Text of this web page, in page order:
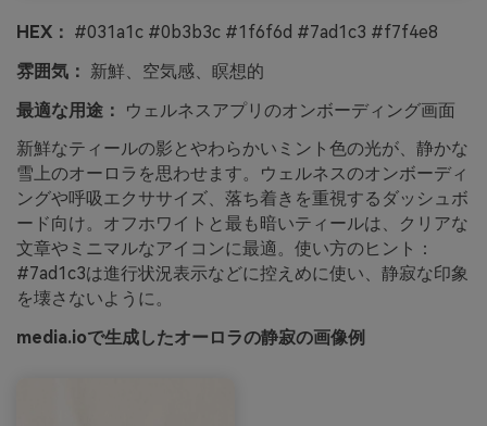
HEX： #031a1c #0b3b3c #1f6f6d #7ad1c3 #f7f4e8
雰囲気： 新鮮、空気感、瞑想的
最適な用途：
ウェルネスアプリのオンボーディング画面
新鮮なティールの影とやわらかいミント色の光が、静かな
雪上のオーロラを思わせます。ウェルネスのオンボーディ
ングや呼吸エクササイズ、落ち着きを重視するダッシュボ
ード向け。オフホワイトと最も暗いティールは、クリアな
文章やミニマルなアイコンに最適。使い方のヒント：
#7ad1c3は進行状況表示などに控えめに使い、静寂な印象
を壊さないように。
media.ioで生成したオーロラの静寂の画像例